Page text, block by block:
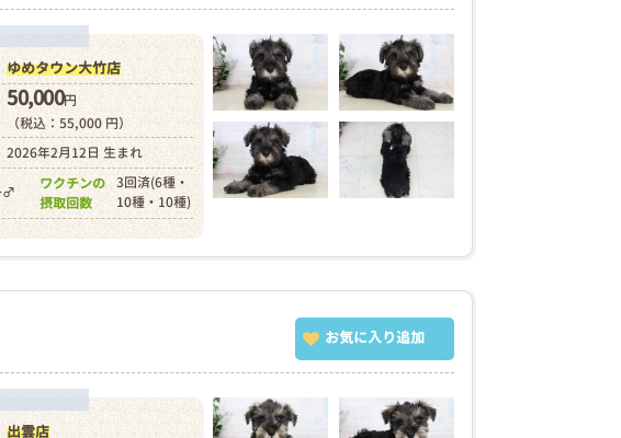
ゆめタウン大竹店
50,000円
（税込：55,000 円）
2026年2月12日 生まれ
♂
ワクチンの
摂取回数
3回済(6種・
10種・10種)
お気に入り追加
出雲店